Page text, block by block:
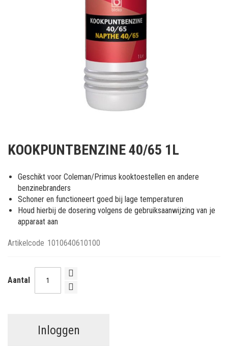
het
van
afbeeldingen-
gallerij
KOOKPUNTBENZINE 40/65 1L
Geschikt voor Coleman/Primus kooktoestellen en andere
benzinebranders
Schoner en functioneert goed bij lage temperaturen
Houd hierbij de dosering volgens de gebruiksaanwijzing van je
apparaat aan
Artikelcode 1010640610100
Aantal
Inloggen